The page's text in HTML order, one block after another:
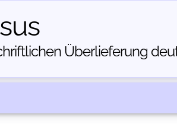
Über­lieferung